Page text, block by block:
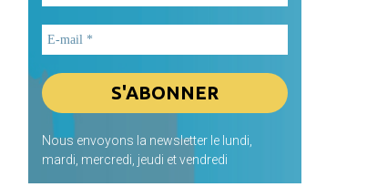
Nous envoyons la newsletter le lundi,
mardi, mercredi, jeudi et vendredi